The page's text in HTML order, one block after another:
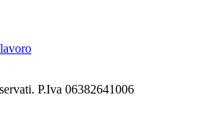
P.Iva 06382641006